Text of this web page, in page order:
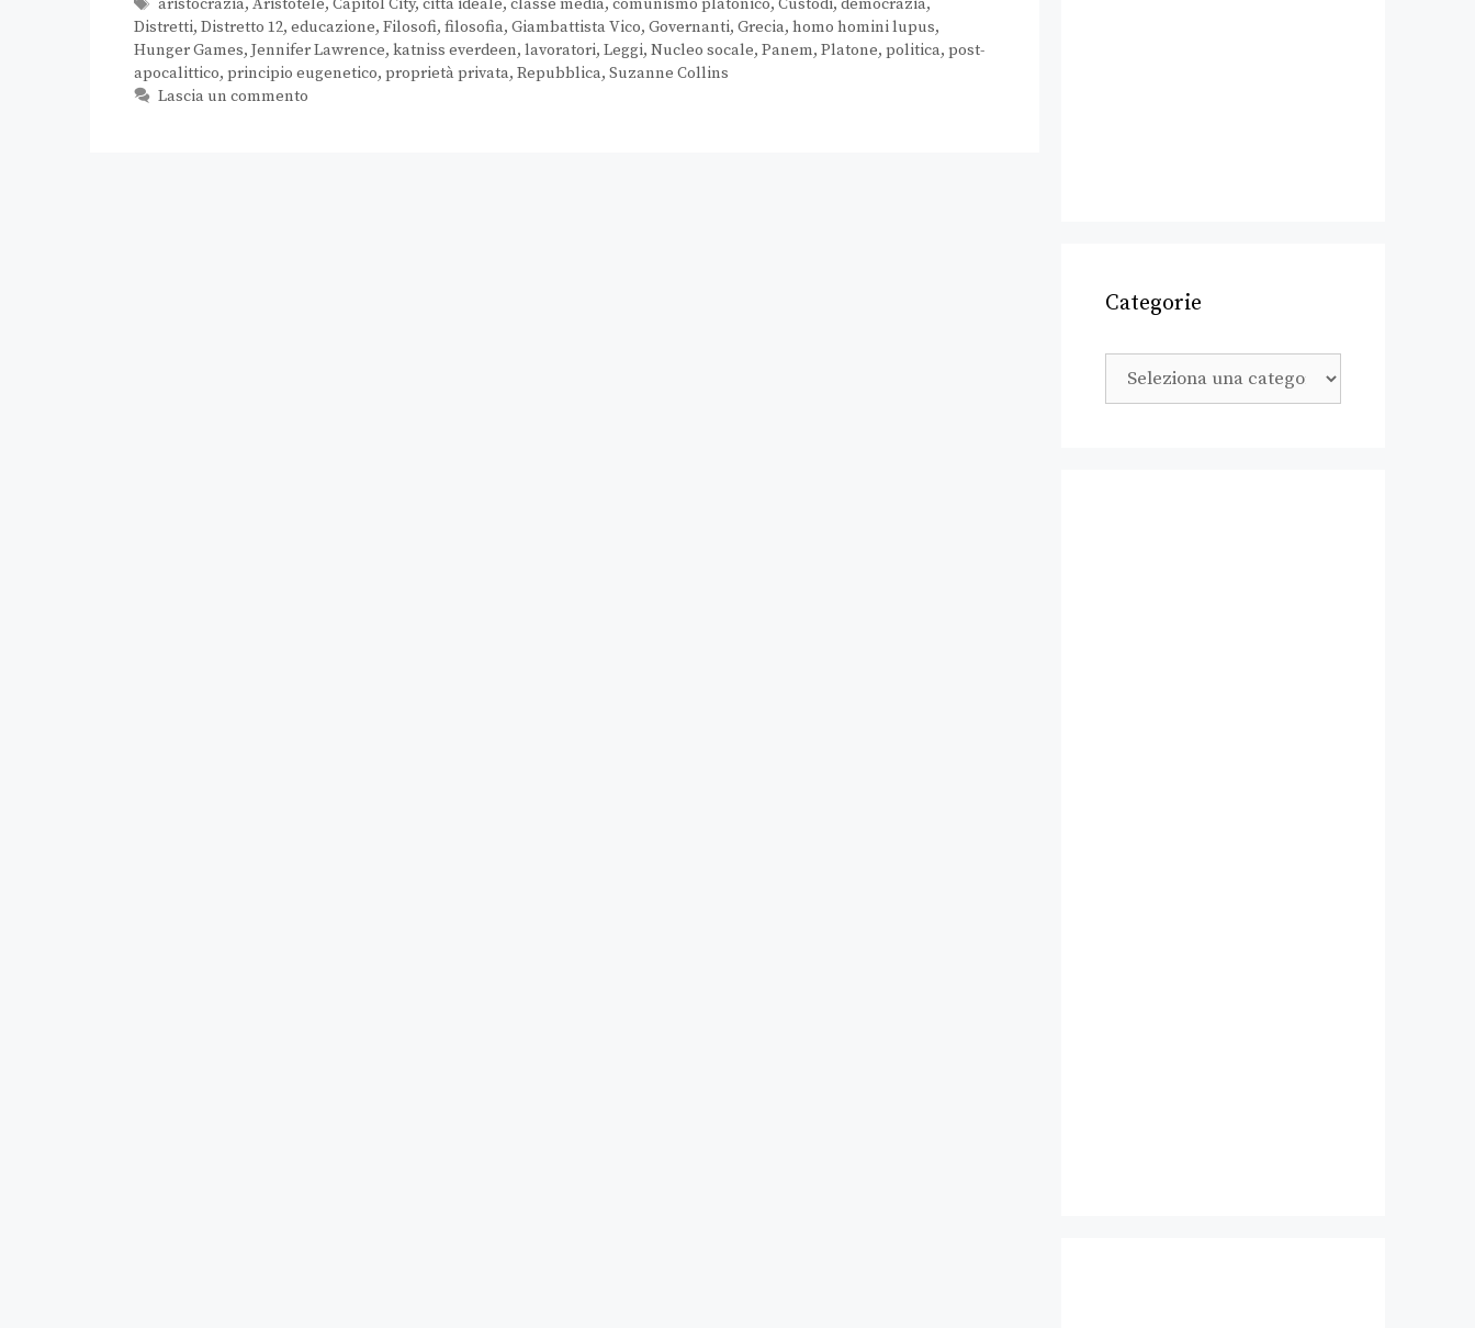
aristocrazia, Aristotele, Capitol City, città ideale, classe media, comunismo platonico, Custodi, democrazia,
Distretti, Distretto 12, educazione, Filosofi, filosofia, Giambattista Vico, Governanti, Grecia, homo homini lupus,
Hunger Games, Jennifer Lawrence, katniss everdeen, lavoratori, Leggi, Nucleo socale, Panem, Platone, politica, post-
apocalittico, principio eugenetico, proprietà privata, Repubblica, Suzanne Collins
Lascia un commento
Categorie